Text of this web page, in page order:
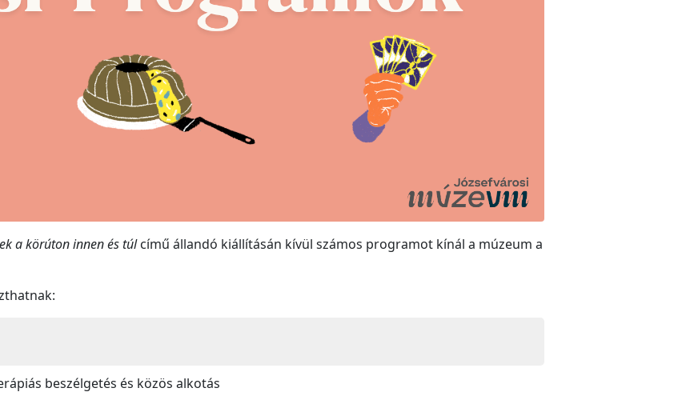
a körúton innen és túlcímű állandó kiállításán kívül számos programot kínál a múzeum a
beszélgetés és közös alkotás